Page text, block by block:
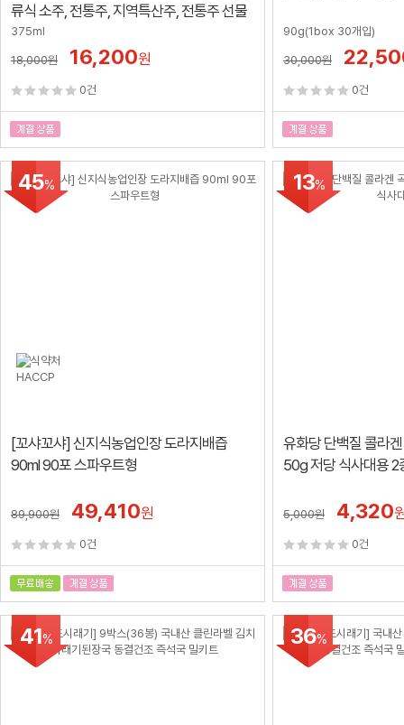
류식 소주, 전통주, 지역특산주, 전통주 선물
375ml
18,000원 16,200원
0건
90g(1box 30개입)
30,000원
0건
45%
[꼬샤꼬샤] 신지식농업인장 도라지배즙
90ml 90포 스파우트형
89,900원 49,410원
0건
13%
유화당 단백질 콜라
50g 저당 식사대용 2
5,000원 4,320
0건
41% 36%